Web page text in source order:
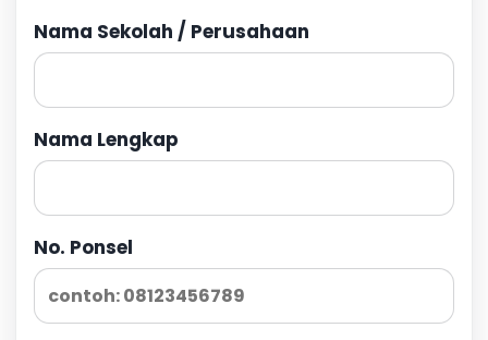
Nama Sekolah / Perusahaan
Nama Lengkap
No. Ponsel